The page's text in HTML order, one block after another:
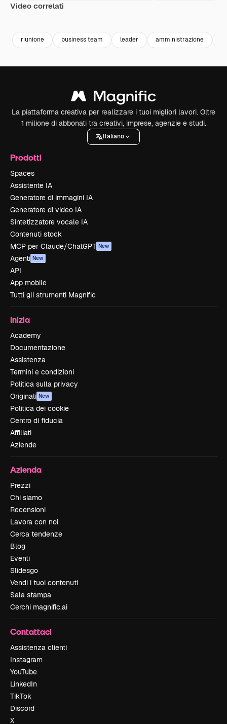
Video correlati
riunione business team leader amministrazione
La piattaforma creativa per realizzare i tuoi migliori lavori. Oltre
1 milione di abbonati tra creativi, imprese, agenzie e studi.
Italiano
Prodotti
Spaces
Assistente IA
Generatore di immagini IA
Generatore di video IA
Sintetizzatore vocale IA
Contenuti stock
MCP per Claude/ChatGPT New
Agenti New
API
App mobile
Tutti gli strumenti Magnific
Inizia
Academy
Documentazione
Assistenza
Termini e condizioni
Politica sulla privacy
Originali New
Politica dei cookie
Centro di fiducia
Affiliati
Aziende
Azienda
Prezzi
Chi siamo
Recensioni
Lavora con noi
Cerca tendenze
Blog
Eventi
Slidesgo
Vendi i tuoi contenuti
Sala stampa
Cerchi magnific.ai
Contattaci
Assistenza clienti
Instagram
YouTube
LinkedIn
TikTok
Discord
X